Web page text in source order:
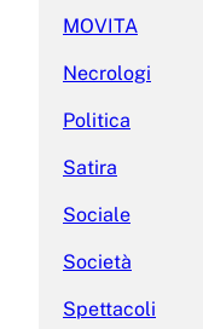
MOVITA
Necrologi
Politica
Satira
Sociale
Società
Spettacoli